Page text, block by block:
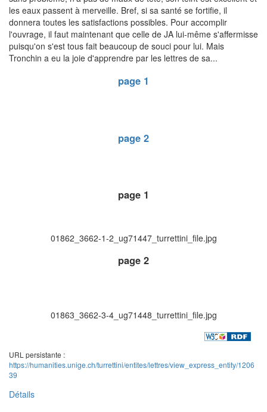
les eaux passent à merveille. Bref, si sa santé se fortifie, il
donnera toutes les satisfactions possibles. Pour accomplir
l'ouvrage, il faut maintenant que celle de JA lui-même s'affermisse
puisqu'on s'est tous fait beaucoup de souci pour lui. Mais
Tronchin a eu la joie d'apprendre par les lettres de sa...
page 1
page 2
page 1
01862_3662-1-2_ug71447_turrettini_file.jpg
page 2
01863_3662-3-4_ug71448_turrettini_file.jpg
URL persistante :
https://humanities.unige.ch/turrettini/entites/lettres/view_express_entity/1206
39
Détails